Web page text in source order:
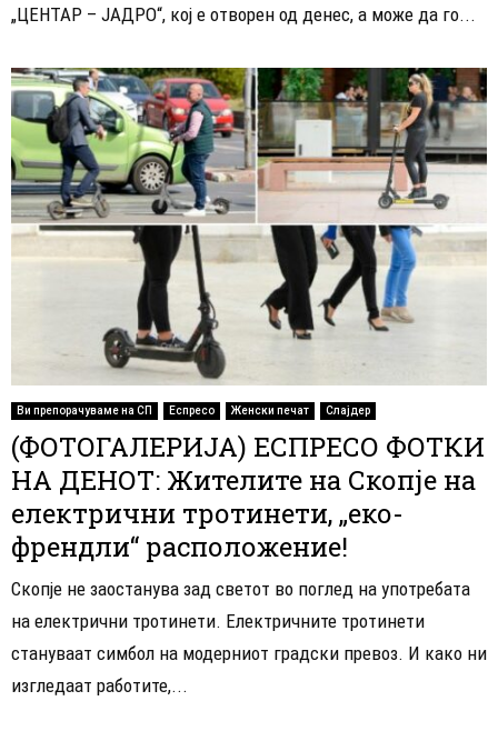
„ЦЕНТАР – ЈАДРО“, кој е отворен од денес, а може да го...
Ви препорачуваме на СП Еспресо Женски печат Слајдер
(ФОТОГАЛЕРИЈА) ЕСПРЕСО ФОТКИ
НА ДЕНОТ: Жителите на Скопје на
електрични тротинети, „еко-
френдли“ расположение!
Скопје не заостанува зад светот во поглед на употребата
на електрични тротинети. Електричните тротинети
стануваат симбол на модерниот градски превоз. И како ни
изгледаат работите,...